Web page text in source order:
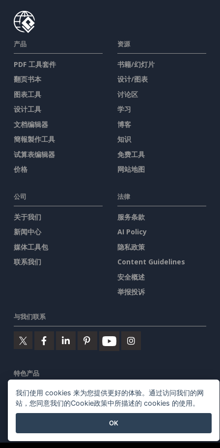
产品
PDF 工具套件
翻页书本
图表工具
设计工具
文档编辑器
簡報製作工具
试算表编辑器
价格
资源
书籍/幻灯片
设计/图表
讨论区
学习
博客
知识
免费工具
网站地图
公司
关于我们
新闻中心
媒体工具包
联系我们
法律
服务条款
AI Policy
隐私政策
Content Guidelines
安全概述
举报投诉
与我们联系
特色产品
Visual Paradigm在线
我们使用 cookies 来为您提供更好的体验。通过访问我们的网
站，您同意我们的Cookie政策中所描述的 cookies 的使用。
OK